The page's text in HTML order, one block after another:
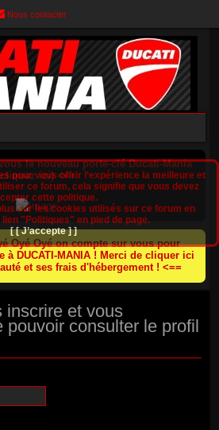
Nous contacter
le nouveau porte-clé Ducati-Mania
ici) <==
Oyé Oyé on compte sur vous pour
à DUCATI-MANIA ! Merci de cliquer ici
et ses frais d'hébergement ! <==
inscrire et vous
pouvoir consulter le profil
pour vous offrir l‘expérience la meilleure et
ce forum, cela signifie que vous devez
cette politique.
sur les cookies utilisés sur ce forum en
"Politiques" en pied de page.
[ [ J’accepte ] ]